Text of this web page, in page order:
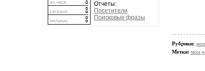
Отчеты:
Посетители
Поисковые фразы
Рубрики:
Метки: мои